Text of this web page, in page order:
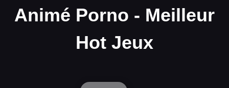
Animé Porno - Meilleur
Hot Jeux